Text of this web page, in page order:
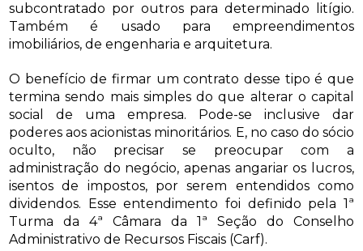
subcontratado por outros para determinado litígio.
Também é usado para empreendimentos
imobiliários, de engenharia e arquitetura.
O benefício de firmar um contrato desse tipo é que
termina sendo mais simples do que alterar o capital
social de uma empresa. Pode-se inclusive dar
poderes aos acionistas minoritários. E, no caso do sócio
oculto, não precisar se preocupar com a
administração do negócio, apenas angariar os lucros,
isentos de impostos, por serem entendidos como
dividendos. Esse entendimento foi definido pela 1ª
Turma da 4ª Câmara da 1ª Seção do Conselho
Administrativo de Recursos Fiscais (Carf).